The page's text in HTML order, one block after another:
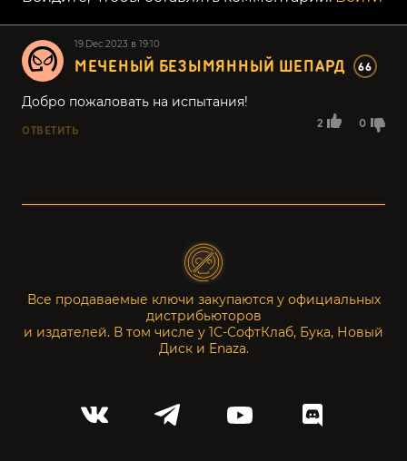
19.Dec.2023 в 19:10
МЕЧЕНЫЙ БЕЗЫМЯННЫЙ ШЕПАРД 66
2 0
Добро пожаловать на испытания!
ОТВЕТИТЬ
Все продаваемые ключи закупаются у официальных
дистрибьюторов
и издателей. В том числе у 1С-СофтКлаб, Бука, Новый
Диск и Enaza.